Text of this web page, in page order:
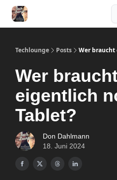
Techlounge Posts Wer braucht
Wer
eigentlich
Tablet?
Don Dahlmann
18. Juni 2024